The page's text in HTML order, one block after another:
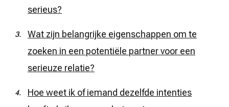
serieus?
Wat zijn belangrijke eigenschappen om te
zoeken in een potentiële partner voor een
serieuze relatie?
Hoe weet ik of iemand dezelfde intenties